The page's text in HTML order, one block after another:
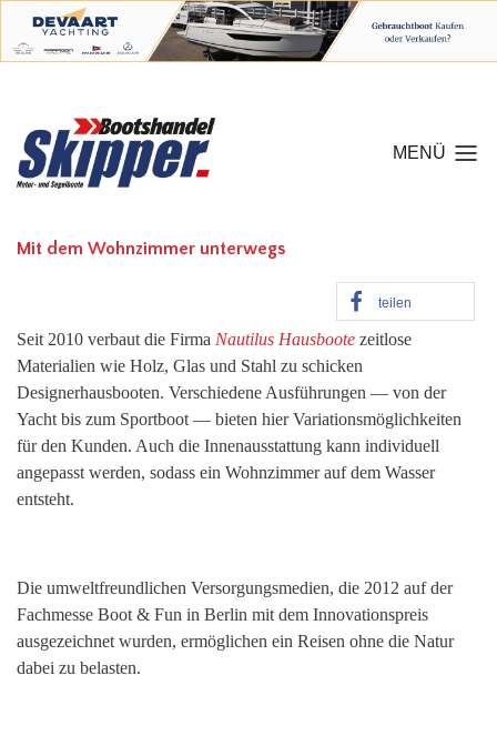
MENÜ
Mit dem Wohnzimmer unterwegs
teilen
Seit 2010 verbaut die Firma Nautilus Hausboote zeitlose
Materialien wie Holz, Glas und Stahl zu schicken
Designerhausbooten. Verschiedene Ausführungen — von der
Yacht bis zum Sportboot — bieten hier Variationsmöglichkeiten
für den Kunden. Auch die Innenausstattung kann individuell
angepasst werden, sodass ein Wohnzimmer auf dem Wasser
entsteht.
Die umweltfreundlichen Versorgungsmedien, die 2012 auf der
Fachmesse Boot & Fun in Berlin mit dem Innovationspreis
ausgezeichnet wurden, ermöglichen ein Reisen ohne die Natur
dabei zu belasten.